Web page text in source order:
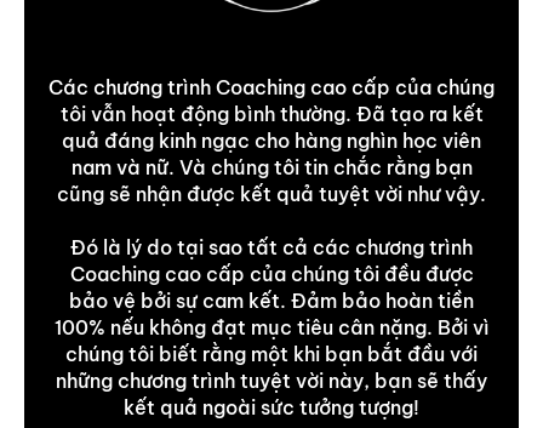
Các chương trình Coaching cao cấp của chúng
tôi vẫn hoạt động bình thường. Đã tạo ra kết
quả đáng kinh ngạc cho hàng nghìn học viên
nam và nữ. Và chúng tôi tin chắc rằng bạn
cũng sẽ nhận được kết quả tuyệt vời như vậy.
Đó là lý do tại sao tất cả các chương trình
Coaching cao cấp của chúng tôi đều được
bảo vệ bởi sự cam kết. Đảm bảo hoàn tiền
100% nếu không đạt mục tiêu cân nặng. Bởi vì
chúng tôi biết rằng một khi bạn bắt đầu với
những chương trình tuyệt vời này, bạn sẽ thấy
kết quả ngoài sức tưởng tượng!